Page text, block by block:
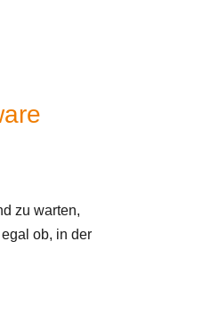
zu warten,
ob, in der